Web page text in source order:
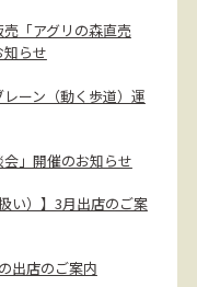
「アグリの森直売
らせ
ーン（動く歩道）運
」開催のお知らせ
い）】3月出店のご案
出店のご案内